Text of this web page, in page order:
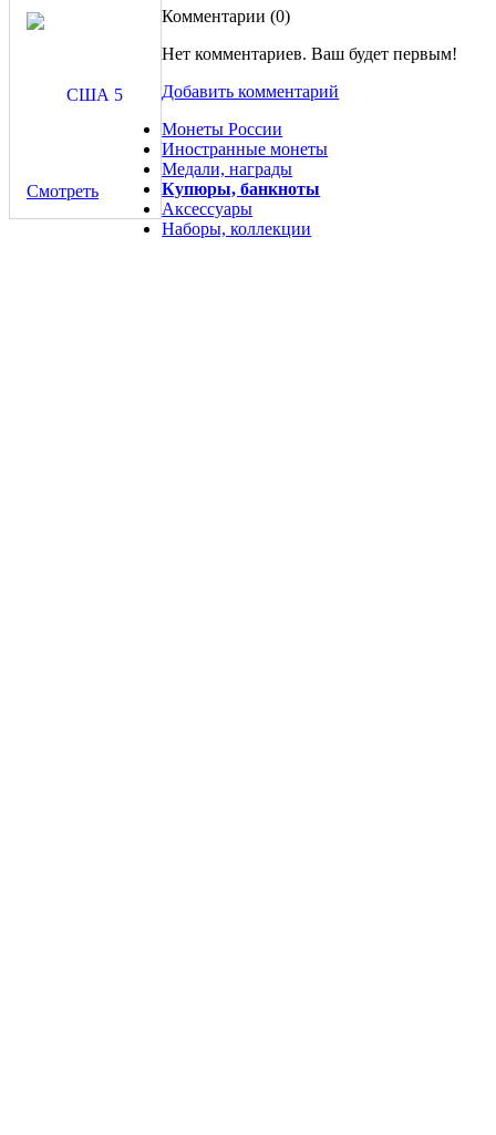
Смотреть
Комментарии (0)
Нет комментариев. Ваш будет первым!
Добавить комментарий
Монеты России
Иностранные монеты
Медали, награды
Купюры, банкноты
Аксессуары
Наборы, коллекции